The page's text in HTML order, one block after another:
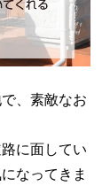
、素敵なお
に面してい
なってきま